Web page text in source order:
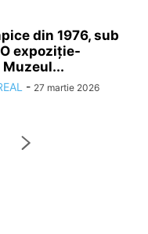
din 1976, sub
expoziție-
- 27 martie 2026